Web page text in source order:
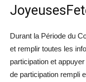
Durant la Période du
et remplir toutes les
participation et
de participation rempli